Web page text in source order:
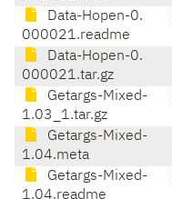
Data-Hopen-0.
000021.readme
Data-Hopen-0.
000021.tar.gz
Getargs-Mixed-
1.03_1.tar.gz
Getargs-Mixed-
1.04.meta
Getargs-Mixed-
1.04.readme